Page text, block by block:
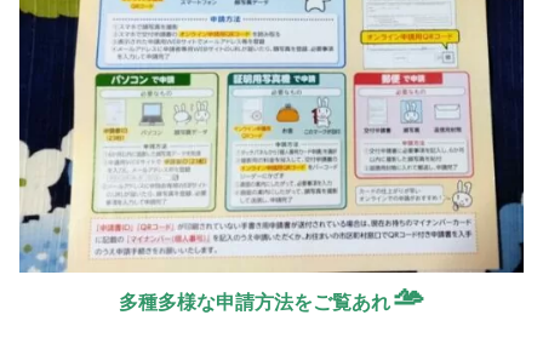
多種多様な申請方法をご覧あれ🫴